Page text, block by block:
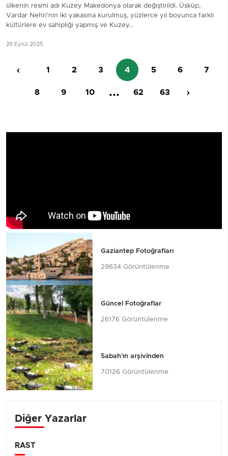
ülkenin resmi adı Kuzey Makedonya olarak değiştirildi. Üsküp,
Vardar Nehri’nin iki yakasına kurulmuş, yüzlerce yıl boyunca farklı
kültürlere ev sahipliği yapmış ve Kuzey...
29 Eylül 2025
‹ 1 2 3 4 5 6 7
8 9 10 ... 62 63 ›
Gaziantep Fotoğrafları
29634 Görüntülenme
Güncel Fotoğraflar
26176 Görüntülenme
Sabah'ın arşivinden
70126 Görüntülenme
Diğer Yazarlar
RAST